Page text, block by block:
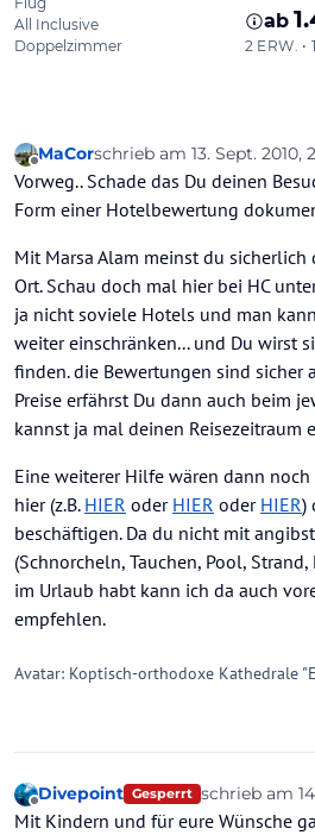
Offline
MaCorschrieb am 13. Sept. 2010,
zuletzt editiert von
Vorweg.. Schade das Du deinen
Form einer Hotelbewertung
Mit Marsa Alam meinst du
Ort. Schau doch mal hier bei HC
ja nicht soviele Hotels und man
weiter einschränken... und Du wirst
finden. die Bewertungen sind sicher
Preise erfährst Du dann auch beim
kannst ja mal deinen Reisezeitraum
Eine weiterer Hilfe wären dann
hier (z.B. HIER oder HIER oder HIER)
beschäftigen. Da du nicht mit
(Schnorcheln, Tauchen, Pool,
im Urlaub habt kann ich da auch
empfehlen.
Avatar: Koptisch-orthodoxe Kathedrale
Offline
Divepoint Gesperrt schrieb am
zuletzt
Mit Kindern und für eure Wünsche